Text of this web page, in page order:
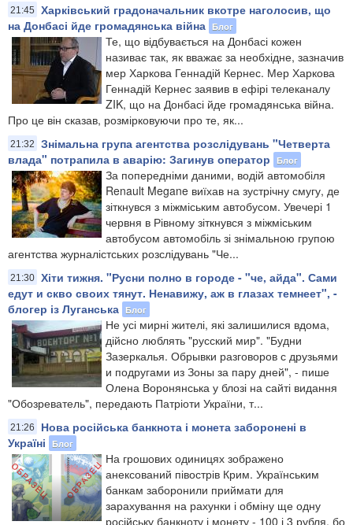
21:45
Харківський градоначальник вкотре наголосив, що
на Донбасі йде громадянська війна Блог
Те, що відбувається на Донбасі кожен
називає так, як вважає за необхідне, зазначив
мер Харкова Геннадій Кернес. Мер Харкова
Геннадій Кернес заявив в ефірі телеканалу
ZIK, що на Донбасі йде громадянська війна.
Про це він сказав, розмірковуючи про те, як...
21:32
Знімальна група агентства розслідувань "Четверта
влада" потрапила в аварію: Загинув оператор
Блог
За попередніми даними, водій автомобіля
Renault Megane виїхав на зустрічну смугу, де
зіткнувся з міжміським автобусом. Увечері 1
червня в Рівному зіткнувся з міжміським
автобусом автомобіль зі знімальною групою
агентства журналістських розслідувань "Че...
21:30 Хіти тижня. "Русни полно в городе - "че, айда". Сами
едут и скво своих тянут. Ненавижу, аж в глазах темнеет", -
блогер із Луганська Блог
Не усі мирні жителі, які залишилися вдома,
дійсно люблять "русский мир". "Будни
Зазеркалья. Обрывки разговоров с друзьями
и подругами из Зоны за пару дней", - пише
Олена Воронянська у блозі на сайті видання
"Обозреватель", передають Патріоти України, т...
21:26
Нова російська банкнота і монета заборонені в
Україні
Блог
На грошових одиницях зображено
анексований півострів Крим. Українським
банкам заборонили приймати для
зарахування на рахунки і обміну ще одну
російську банкноту і монету - 100 і 3 рубля, бо